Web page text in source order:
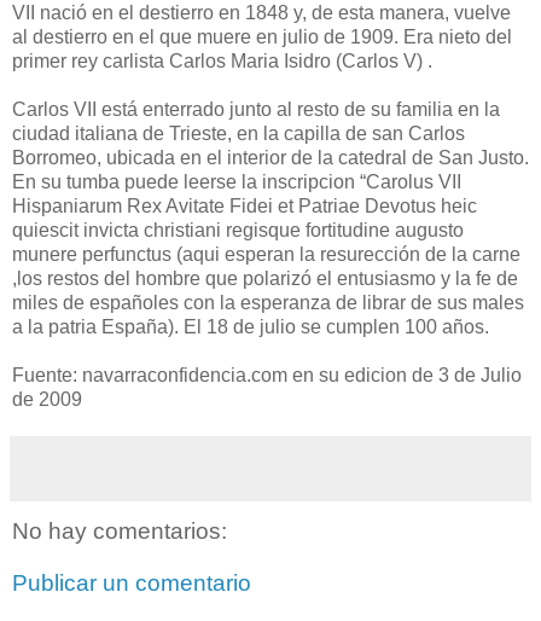
VII nació en el destierro en 1848 y, de esta manera, vuelve
al destierro en el que muere en julio de 1909. Era nieto del
primer rey carlista Carlos Maria Isidro (Carlos V) .
Carlos VII está enterrado junto al resto de su familia en la
ciudad italiana de Trieste, en la capilla de san Carlos
Borromeo, ubicada en el interior de la catedral de San Justo.
En su tumba puede leerse la inscripcion “Carolus VII
Hispaniarum Rex Avitate Fidei et Patriae Devotus heic
quiescit invicta christiani regisque fortitudine augusto
munere perfunctus (aqui esperan la resurección de la carne
,los restos del hombre que polarizó el entusiasmo y la fe de
miles de españoles con la esperanza de librar de sus males
a la patria España). El 18 de julio se cumplen 100 años.
Fuente: navarraconfidencia.com en su edicion de 3 de Julio
de 2009
No hay comentarios:
Publicar un comentario